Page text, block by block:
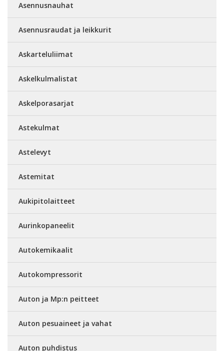
Asennusnauhat
Asennusraudat ja leikkurit
Askarteluliimat
Askelkulmalistat
Askelporasarjat
Astekulmat
Astelevyt
Astemitat
Aukipitolaitteet
Aurinkopaneelit
Autokemikaalit
Autokompressorit
Auton ja Mp:n peitteet
Auton pesuaineet ja vahat
Auton puhdistus